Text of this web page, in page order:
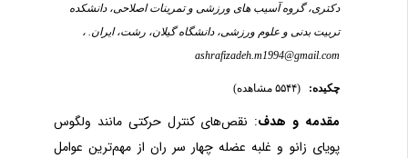
دکتری، گروه آسیب های ورزشی و تمرینات اصلاحی، دانشکده
تربیت بدنی و علوم ورزشی، دانشگاه گیلان، رشت، ایران. ،
ashrafizadeh.m1994@gmail.com
چکیده: (۵۵۴۴ مشاهده)
مقدمه و هدف: نقص‌های کنترل حرکتی مانند ولگوس
پویا‌ی زانو و غلبه عضله چهار سر ران از مهم‌ترین عوامل